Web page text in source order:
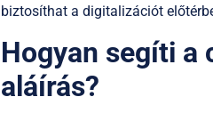
biztosíthat a digitalizációt
Hogyan segíti a
aláírás?